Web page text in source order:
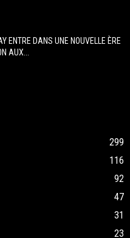
ENTRE DANS UNE NOUVELLE ÈRE
AUX...
299
116
92
47
31
23